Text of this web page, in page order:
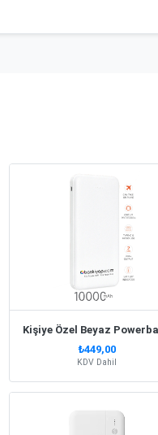
₺449,00
KDV Dahil